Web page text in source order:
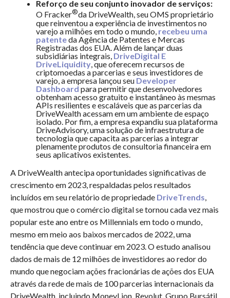
Reforço de seu conjunto inovador de serviços:
O Fracker®da DriveWealth, seu OMS proprietário
que reinventou a experiência de investimentos no
varejo a milhões em todo o mundo, recebeu uma
patenteda Agência de Patentes e Mercas
Registradas dos EUA. Além de lançar duas
subsidiárias integrais, DriveDigital E
DriveLiquidity, que oferecem recursos de
criptomoedas a parcerias e seus investidores de
varejo, a empresa lançou seu Developer
Dashboardpara permitir que desenvolvedores
obtenham acesso gratuito e instantâneo às mesmas
APIs resilientes e escaláveis que as parcerias da
DriveWealth acessam em um ambiente de espaço
isolado. Por fim, a empresa expandiu sua plataforma
DriveAdvisory, uma solução de infraestrutura de
tecnologia que capacita as parcerias a integrar
plenamente produtos de consultoria financeira em
seus aplicativos existentes.
A DriveWealth antecipa oportunidades significativas de
crescimento em 2023, respaldadas pelos resultados
incluídos em seu relatório de propriedade DriveTrends
que mostrou que o comércio digital se tornou cada vez mais
popular este ano entre os Millennials em todo o mundo,
mesmo em meio aos baixos mercados de 2022, uma
tendência que deve continuar em 2023. O estudo analisou
dados de mais de 12 milhões de investidores ao redor do
mundo que negociam ações fracionárias de ações dos EUA
através da rede de mais de 100 parcerias internacionais da
DriveWealth, incluindo MoneyLion, Revolut, Grupo Bursátil